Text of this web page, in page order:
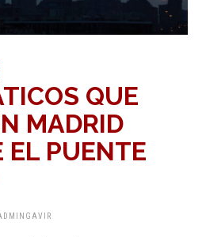
QUE
MADRID
EL PUENTE